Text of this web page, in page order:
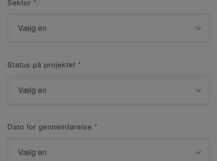
Sektor *
Status på projektet *
Dato for gennemførelse *